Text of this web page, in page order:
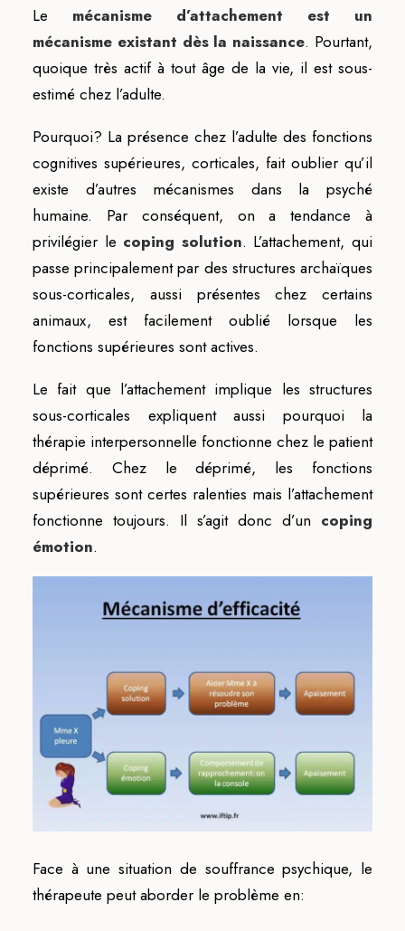
Le mécanisme d’attachement est un
mécanisme existant dès la naissance. Pourtant,
quoique très actif à tout âge de la vie, il est sous-
estimé chez l’adulte.
Pourquoi? La présence chez l’adulte des fonctions
cognitives supérieures, corticales, fait oublier qu’il
existe d’autres mécanismes dans la psyché
humaine. Par conséquent, on a tendance à
privilégier le coping solution. L’attachement, qui
passe principalement par des structures archaïques
sous-corticales, aussi présentes chez certains
animaux, est facilement oublié lorsque les
fonctions supérieures sont actives.
Le fait que l’attachement implique les structures
sous-corticales expliquent aussi pourquoi la
thérapie interpersonnelle fonctionne chez le patient
déprimé. Chez le déprimé, les fonctions
supérieures sont certes ralenties mais l’attachement
fonctionne toujours. Il s’agit donc d’un coping
émotion.
Face à une situation de souffrance psychique, le
thérapeute peut aborder le problème en: